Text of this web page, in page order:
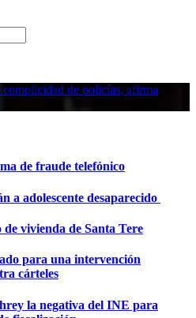
de policías, afirma
de fraude telefónico
a adolescente desaparecido
vivienda de Santa Tere
para una intervención
cárteles
la negativa del INE para